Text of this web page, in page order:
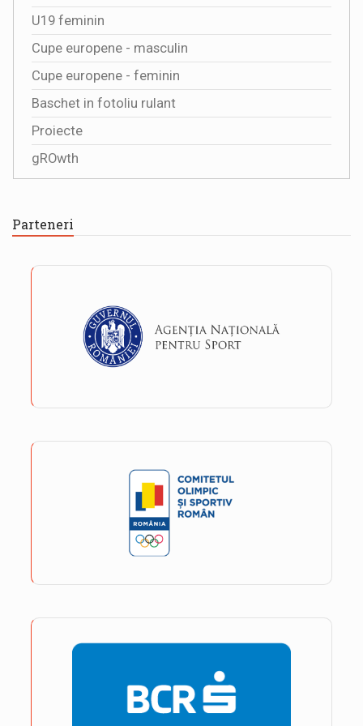
U19 feminin
Cupe europene - masculin
Cupe europene - feminin
Baschet in fotoliu rulant
Proiecte
gROwth
Parteneri